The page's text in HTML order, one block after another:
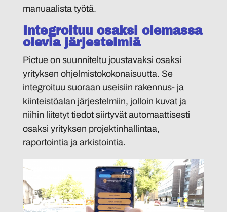
manuaalista työtä.
Integroituu osaksi olemassa
olevia järjestelmiä
Pictue on suunniteltu joustavaksi osaksi
yrityksen ohjelmistokokonaisuutta. Se
integroituu suoraan useisiin rakennus- ja
kiinteistöalan järjestelmiin, jolloin kuvat ja
niihin liitetyt tiedot siirtyvät automaattisesti
osaksi yrityksen projektinhallintaa,
raportointia ja arkistointia.